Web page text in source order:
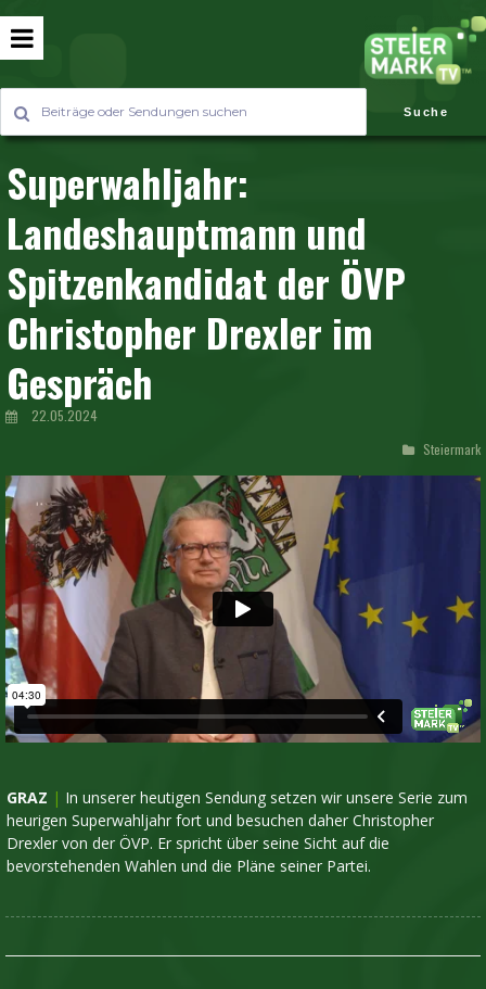
Suche
Superwahljahr:
Landeshauptmann und
Spitzenkandidat der ÖVP
Christopher Drexler im
Gespräch
22.05.2024
Steiermark
GRAZ | In unserer heutigen Sendung setzen wir unsere Serie zum
heurigen Superwahljahr fort und besuchen daher Christopher
Drexler von der ÖVP. Er spricht über seine Sicht auf die
bevorstehenden Wahlen und die Pläne seiner Partei.